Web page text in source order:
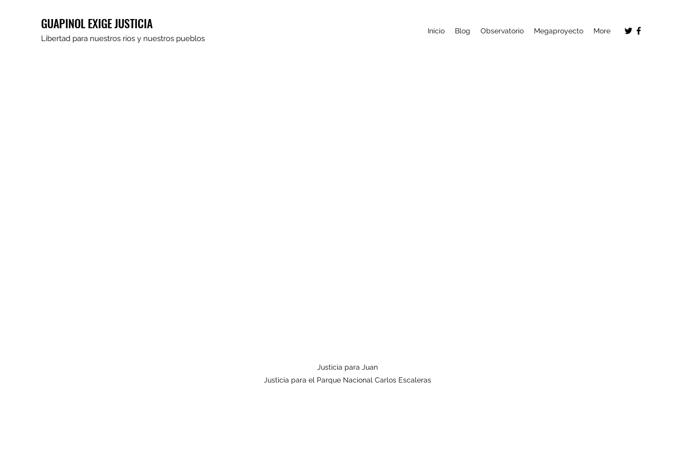
GUAPINOL EXIGE JUSTICIA
Libertad para nuestros ríos y nuestros pueblos
Inicio Blog Observatorio Megaproyecto More
Justicia para Juan
Justicia para el Parque Nacional Carlos Escaleras